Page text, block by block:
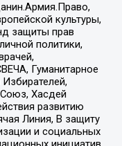
культуры,
защиты прав
политики,
Гуманитарное
Хасдей
развитию
Линия, В защиту
и социальных